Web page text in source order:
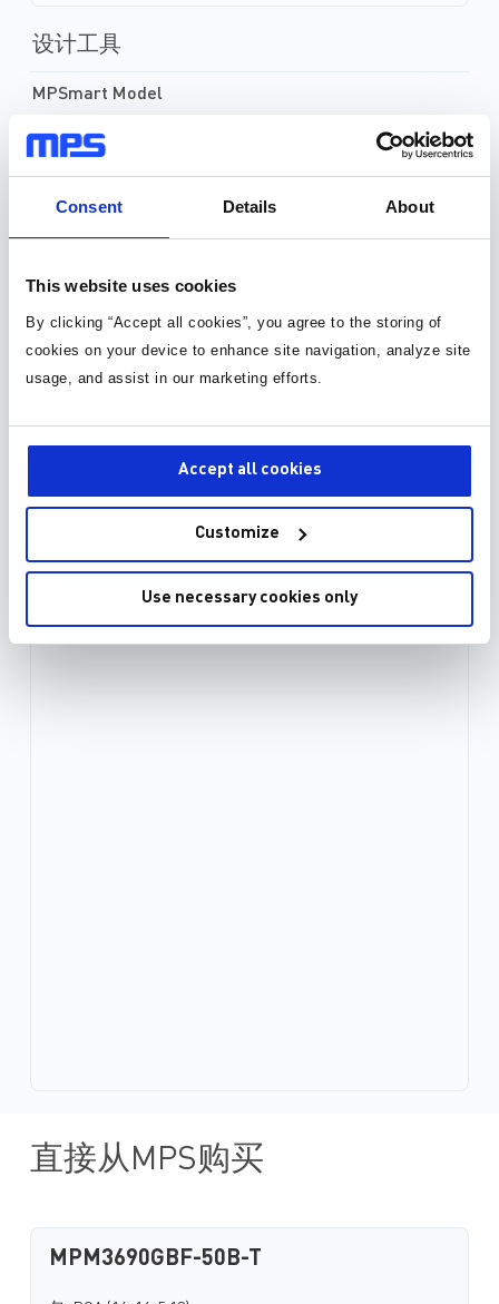
Consent Details About
This website uses cookies
By clicking “Accept all cookies”, you agree to the storing of
cookies on your device to enhance site navigation, analyze site
usage, and assist in our marketing efforts.
Accept all cookies
Customize
Use necessary cookies only
设计工具
MPSmart Model
元件库，封装库和 3D 模型
30种以上格式
封装库 (34)
3D 模型 (15)
直接从MPS购买
MPM3690GBF-50B-T